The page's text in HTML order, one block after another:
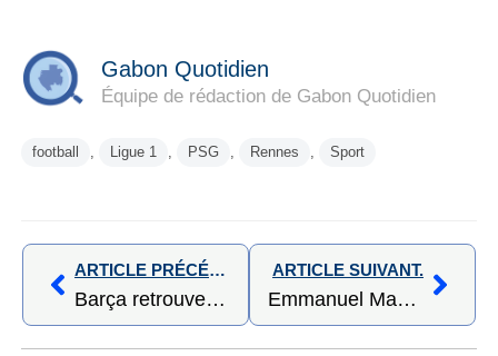
Gabon Quotidien
Équipe de rédaction de Gabon Quotidien
football Ligue 1 PSG Rennes Sport
ARTICLE PRÉCÉDENT,
Barça retrouve le Camp Nou en fanfare : 4-0 face à l’Athletic et signe un retour triomphal
ARTICLE SUIVANT.
Emmanuel Macron attendu à Libreville : un nouveau chapitre pour la relation franco-gabonaise